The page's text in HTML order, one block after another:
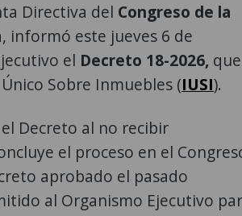
Directiva del Congreso de la
informó este jueves 6 de
el Decreto 18-2026, que
Sobre Inmuebles (IUSI).
Decreto al no recibir
el proceso en el
aprobado el pasado
al Organismo Ejecutivo